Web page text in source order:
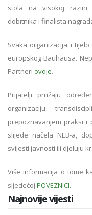
stola na visokoj razini,
dobitnika i finalista
Svaka organizacija i
europskog Bauhausa.
Partneri ovdje.
Prijatelji pružaju
organizaciju
prepoznavanjem praksi i
slijede načela NEB-a,
svijesti javnosti ili djeluju
Više informacija o tome
sljedećoj POVEZNICI.
Najnovije vijesti